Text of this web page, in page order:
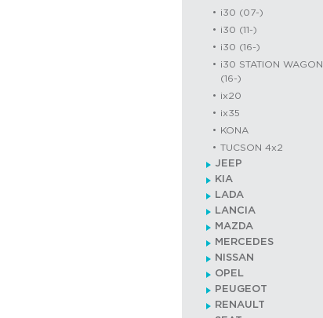
i30 (07-)
i30 (11-)
i30 (16-)
i30 STATION WAGON
(16-)
ix20
ix35
KONA
TUCSON 4x2
JEEP
KIA
LADA
LANCIA
MAZDA
MERCEDES
NISSAN
OPEL
PEUGEOT
RENAULT